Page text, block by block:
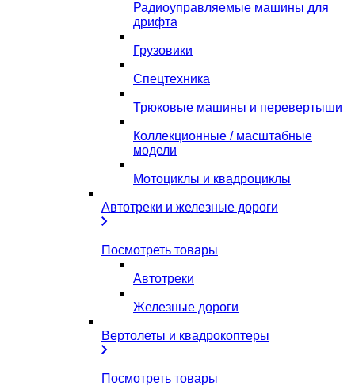
Радиоуправляемые машины для
дрифта
Грузовики
Спецтехника
Трюковые машины и перевертыши
Коллекционные / масштабные
модели
Мотоциклы и квадроциклы
Автотреки и железные дороги
Посмотреть товары
Автотреки
Железные дороги
Вертолеты и квадрокоптеры
Посмотреть товары